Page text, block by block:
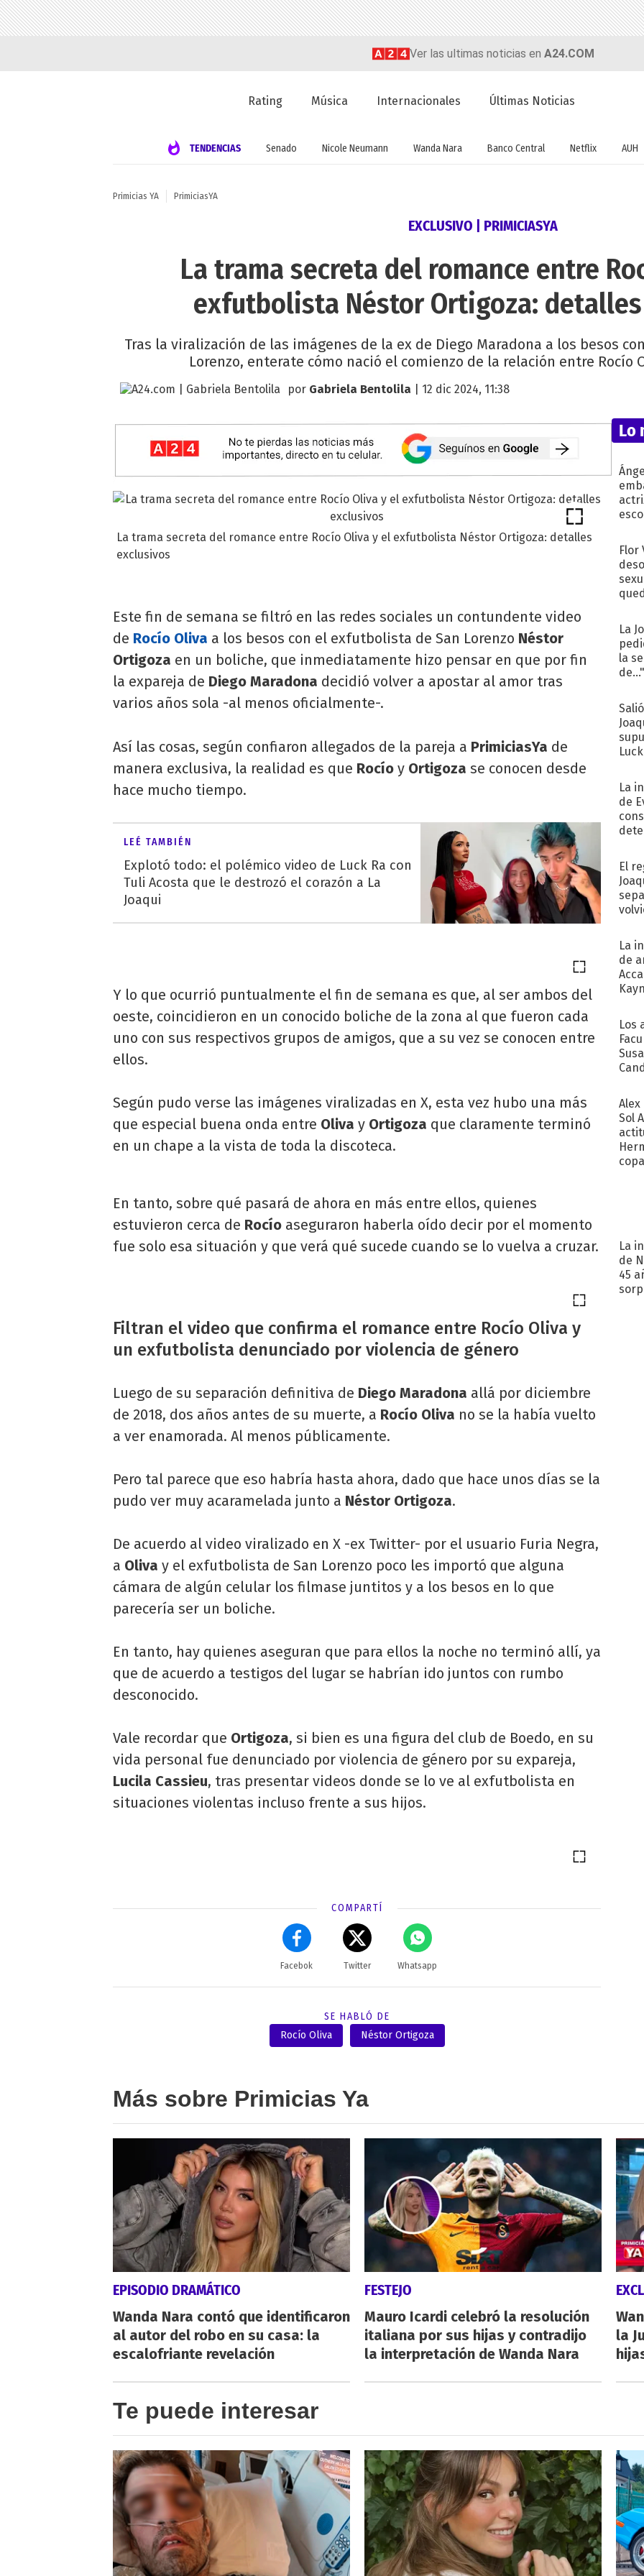
Ver las ultimas noticias en A24.COM
Rating Música Internacionales Últimas Noticias
TENDENCIAS Senado Nicole Neumann Wanda Nara Banco Central Netflix AUH
Primicias YA PrimiciasYA
EXCLUSIVO | PRIMICIASYA
La trama secreta del romance entre
exfutbolista Néstor Ortigoza:
Tras la viralización de las imágenes de la ex de Diego Maradona a los besos
Lorenzo, enterate cómo nació el comienzo de la relación entre Rocío
por Gabriela Bentolila | 12 dic 2024, 11:38
La trama secreta del romance entre Rocío Oliva y el exfutbolista Néstor Ortigoza: detalles
exclusivos
Este fin de semana se filtró en las redes sociales un contundente video
de Rocío Oliva a los besos con el exfutbolista de San Lorenzo Néstor
Ortigoza en un boliche, que inmediatamente hizo pensar en que por fin
la expareja de Diego Maradona decidió volver a apostar al amor tras
varios años sola -al menos oficialmente-.
Así las cosas, según confiaron allegados de la pareja a PrimiciasYa de
manera exclusiva, la realidad es que Rocío y Ortigoza se conocen desde
hace mucho tiempo.
LEÉ TAMBIÉN
Explotó todo: el polémico video de Luck Ra con
Tuli Acosta que le destrozó el corazón a La
Joaqui
Y lo que ocurrió puntualmente el fin de semana es que, al ser ambos del
oeste, coincidieron en un conocido boliche de la zona al que fueron cada
uno con sus respectivos grupos de amigos, que a su vez se conocen entre
ellos.
Según pudo verse las imágenes viralizadas en X, esta vez hubo una más
que especial buena onda entre Oliva y Ortigoza que claramente terminó
en un chape a la vista de toda la discoteca.
En tanto, sobre qué pasará de ahora en más entre ellos, quienes
estuvieron cerca de Rocío aseguraron haberla oído decir por el momento
fue solo esa situación y que verá qué sucede cuando se lo vuelva a cruzar.
Filtran el video que confirma el romance entre Rocío Oliva y
un exfutbolista denunciado por violencia de género
Luego de su separación definitiva de Diego Maradona allá por diciembre
de 2018, dos años antes de su muerte, a Rocío Oliva no se la había vuelto
a ver enamorada. Al menos públicamente.
Pero tal parece que eso habría hasta ahora, dado que hace unos días se la
pudo ver muy acaramelada junto a Néstor Ortigoza.
De acuerdo al video viralizado en X -ex Twitter- por el usuario Furia Negra,
a Oliva y el exfutbolista de San Lorenzo poco les importó que alguna
cámara de algún celular los filmase juntitos y a los besos en lo que
parecería ser un boliche.
En tanto, hay quienes aseguran que para ellos la noche no terminó allí, ya
que de acuerdo a testigos del lugar se habrían ido juntos con rumbo
desconocido.
Vale recordar que Ortigoza, si bien es una figura del club de Boedo, en su
vida personal fue denunciado por violencia de género por su expareja,
Lucila Cassieu, tras presentar videos donde se lo ve al exfutbolista en
situaciones violentas incluso frente a sus hijos.
COMPARTÍ
Facebok Twitter Whatsapp
SE HABLÓ DE
Rocío Oliva
Néstor Ortigoza
Lo
Flor
La
la
La
de
El
La
de
Los
Sol
La
de
45
Más sobre Primicias Ya
EPISODIO DRAMÁTICO
Wanda Nara contó que identificaron
al autor del robo en su casa: la
escalofriante revelación
FESTEJO
Mauro Icardi celebró la resolución
italiana por sus hijas y contradijo
la interpretación de Wanda Nara
la
Te puede interesar